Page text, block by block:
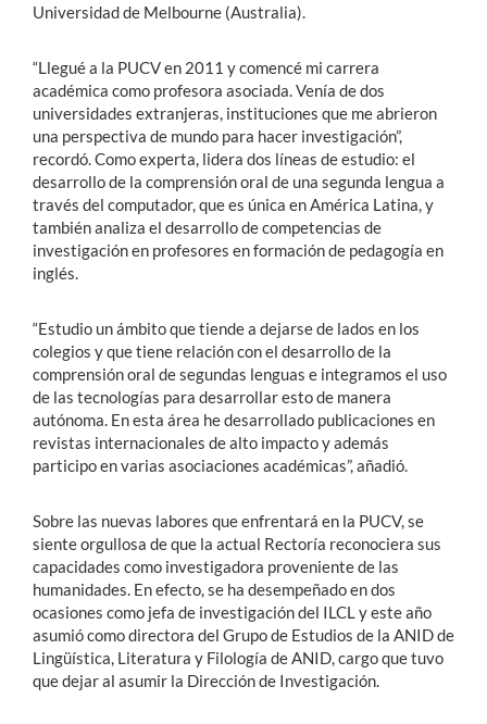
Universidad de Melbourne (Australia).
“Llegué a la PUCV en 2011 y comencé mi carrera
académica como profesora asociada. Venía de dos
universidades extranjeras, instituciones que me abrieron
una perspectiva de mundo para hacer investigación”,
recordó. Como experta, lidera dos líneas de estudio: el
desarrollo de la comprensión oral de una segunda lengua a
través del computador, que es única en América Latina, y
también analiza el desarrollo de competencias de
investigación en profesores en formación de pedagogía en
inglés.
“Estudio un ámbito que tiende a dejarse de lados en los
colegios y que tiene relación con el desarrollo de la
comprensión oral de segundas lenguas e integramos el uso
de las tecnologías para desarrollar esto de manera
autónoma. En esta área he desarrollado publicaciones en
revistas internacionales de alto impacto y además
participo en varias asociaciones académicas”, añadió.
Sobre las nuevas labores que enfrentará en la PUCV, se
siente orgullosa de que la actual Rectoría reconociera sus
capacidades como investigadora proveniente de las
humanidades. En efecto, se ha desempeñado en dos
ocasiones como jefa de investigación del ILCL y este año
asumió como directora del Grupo de Estudios de la ANID de
Lingüística, Literatura y Filología de ANID, cargo que tuvo
que dejar al asumir la Dirección de Investigación.